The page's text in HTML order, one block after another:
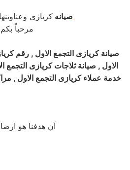
صيانه كريازى
مرحباً
صيانةكريازى التجمع الاول , رقم
الاول , صيانة ثلاجاتكريازى التجمع
خدمة عملاءكريازى التجمع الاول ,
اَن هدفنا هو